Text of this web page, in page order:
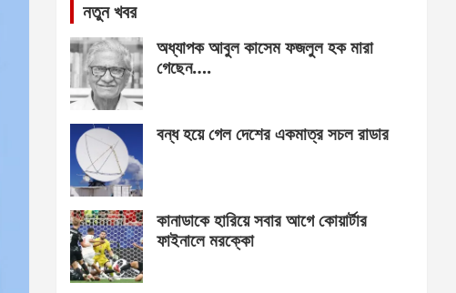
নতুন খবর
অধ্যাপক আবুল কাসেম ফজলুল হক মারা
গেছেন….
বন্ধ হয়ে গেল দেশের একমাত্র সচল রাডার
কানাডাকে হারিয়ে সবার আগে কোয়ার্টার
ফাইনালে মরক্কো